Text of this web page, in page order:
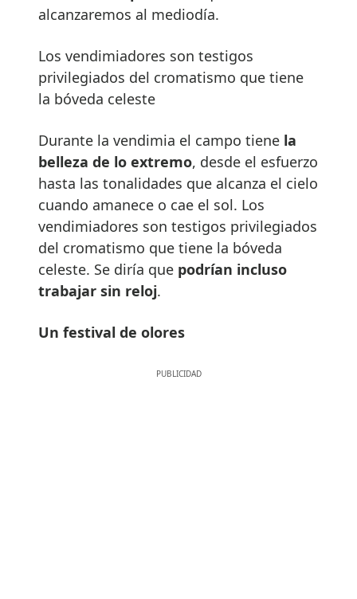
alcanzaremos al mediodía.
Los vendimiadores son testigos
privilegiados del cromatismo que tiene
la bóveda celeste
Durante la vendimia el campo tiene la
belleza de lo extremo, desde el esfuerzo
hasta las tonalidades que alcanza el cielo
cuando amanece o cae el sol. Los
vendimiadores son testigos privilegiados
del cromatismo que tiene la bóveda
celeste. Se diría que podrían incluso
trabajar sin reloj.
Un festival de olores